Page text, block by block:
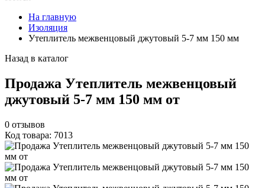
На главную
Изоляция
Утеплитель межвенцовый джутовый 5-7 мм 150 мм
Назад в каталог
Продажа Утеплитель межвенцовый
джутовый 5-7 мм 150 мм от
0 отзывов
Код товара: 7013